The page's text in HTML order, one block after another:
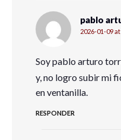
pablo
2026-01-09 at
Soy pablo arturo
y, no logro subir mi
en ventanilla.
RESPONDER